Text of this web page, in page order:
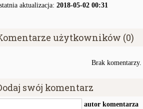
aktualizacja: 2018-05-02 00:31
użytkowników (0)
Brak
swój komentarz
autor komentarza